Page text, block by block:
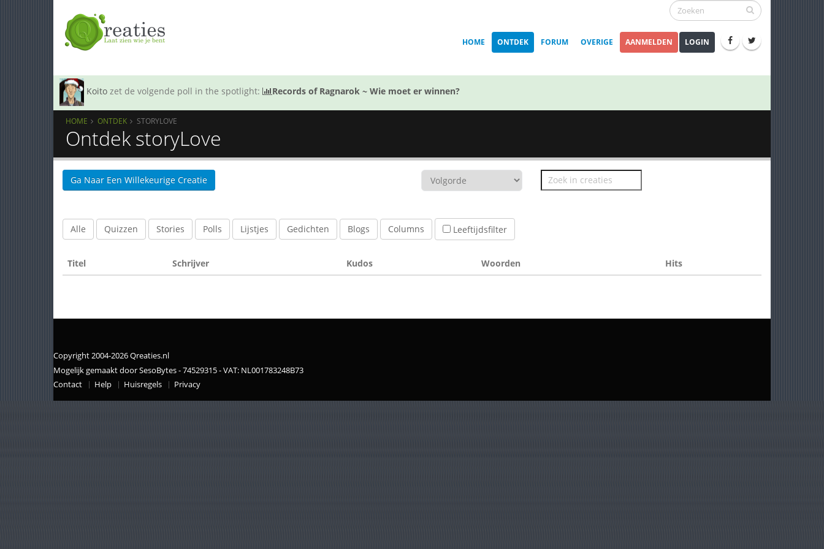
HOME ONTDEK FORUM OVERIGE AANMELDEN LOGIN
Koito zet de volgende poll in the spotlight: Records of Ragnarok ~ Wie moet er winnen?
HOME ONTDEK STORYLOVE
Ontdek storyLove
Ga Naar Een Willekeurige Creatie
Alle Quizzen Stories Polls Lijstjes Gedichten Blogs Columns Leeftijdsfilter
Titel Schrijver Kudos Woorden Hits
Copyright 2004-2026 Qreaties.nl
Mogelijk gemaakt door SesoBytes - 74529315 - VAT: NL001783248B73
Contact
Help Huisregels Privacy